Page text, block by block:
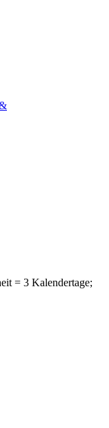
= 3 Kalendertage;